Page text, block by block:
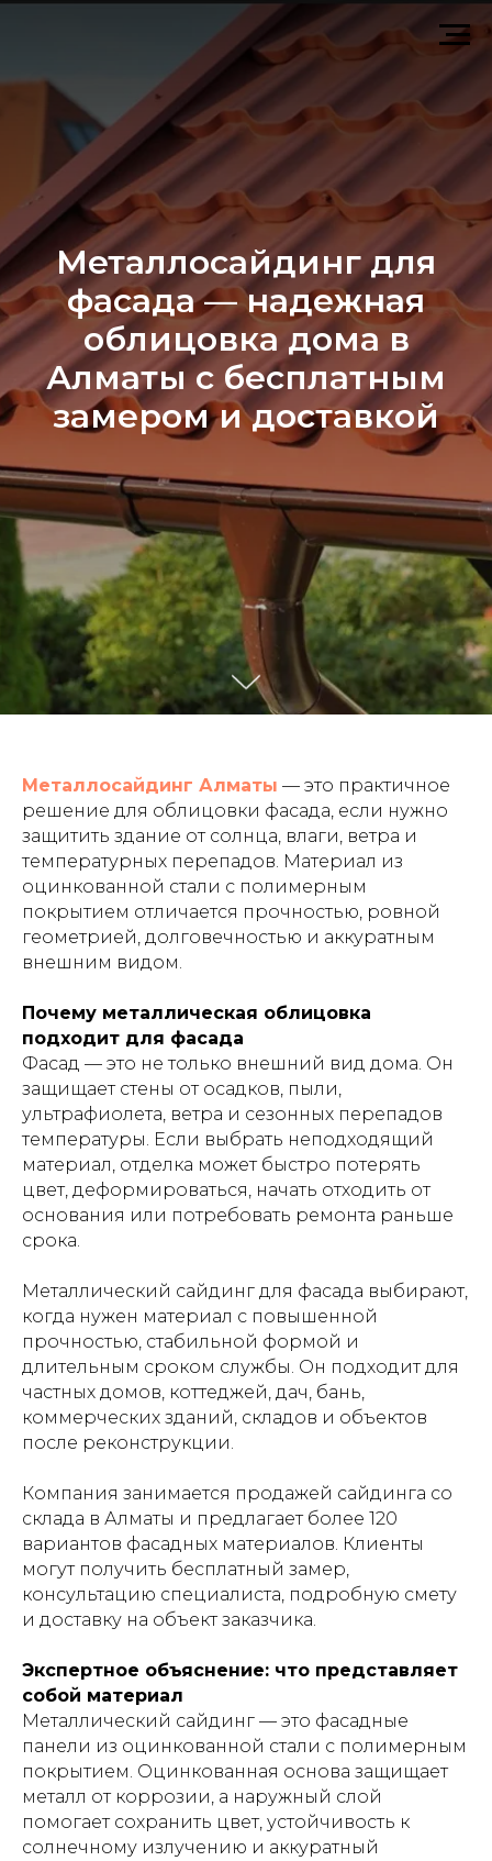
Металлосайдинг для
фасада — надежная
облицовка дома в
Алматы с бесплатным
замером и доставкой
Металлосайдинг Алматы — это практичное
решение для облицовки фасада, если нужно
защитить здание от солнца, влаги, ветра и
температурных перепадов. Материал из
оцинкованной стали с полимерным
покрытием отличается прочностью, ровной
геометрией, долговечностью и аккуратным
внешним видом.
Почему металлическая облицовка
подходит для фасада
Фасад — это не только внешний вид дома. Он
защищает стены от осадков, пыли,
ультрафиолета, ветра и сезонных перепадов
температуры. Если выбрать неподходящий
материал, отделка может быстро потерять
цвет, деформироваться, начать отходить от
основания или потребовать ремонта раньше
срока.
Металлический сайдинг для фасада выбирают,
когда нужен материал с повышенной
прочностью, стабильной формой и
длительным сроком службы. Он подходит для
частных домов, коттеджей, дач, бань,
коммерческих зданий, складов и объектов
после реконструкции.
Компания занимается продажей сайдинга со
склада в Алматы и предлагает более 120
вариантов фасадных материалов. Клиенты
могут получить бесплатный замер,
консультацию специалиста, подробную смету
и доставку на объект заказчика.
Экспертное объяснение: что представляет
собой материал
Металлический сайдинг — это фасадные
панели из оцинкованной стали с полимерным
покрытием. Оцинкованная основа защищает
металл от коррозии, а наружный слой
помогает сохранить цвет, устойчивость к
солнечному излучению и аккуратный